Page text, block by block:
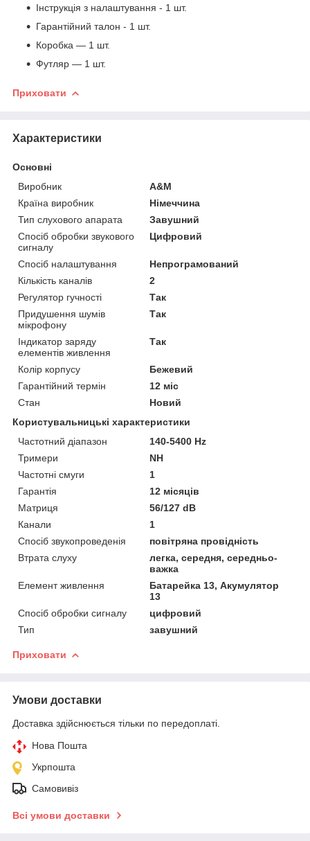
Інструкція з налаштування - 1 шт.
Гарантійний талон - 1 шт.
Коробка — 1 шт.
Футляр — 1 шт.
Приховати
Характеристики
Основні
Виробник
A&M
Країна виробник
Німеччина
Тип слухового апарата
Завушний
Спосіб обробки звукового
сигналу
Цифровий
Спосіб налаштування
Непрограмований
Кількість каналів
2
Регулятор гучності
Так
Придушення шумів
мікрофону
Так
Індикатор заряду
елементів живлення
Так
Колір корпусу
Бежевий
Гарантійний термін
12 міс
Стан
Новий
Користувальницькі характеристики
Частотний діапазон
140-5400 Hz
Тримери
NH
Частотні смуги
1
Гарантія
12 місяців
Матриця
56/127 dB
Канали
1
Спосіб звукопроведенія
повітряна провідність
Втрата слуху
легка, середня, середньо-
важка
Елемент живлення
Батарейка 13, Акумулятор
13
Спосіб обробки сигналу
цифровий
Тип
завушний
Приховати
Умови доставки
Доставка здійснюється тільки по передоплаті.
Нова Пошта
Укрпошта
Самовивіз
Всі умови доставки